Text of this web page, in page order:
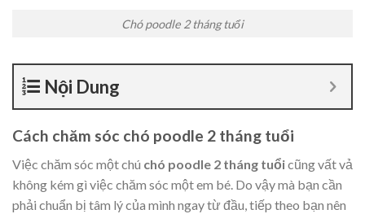
Chó poodle 2 tháng tuổi
Nội Dung
Cách chăm sóc chó poodle 2 tháng tuổi
Việc chăm sóc một chú chó poodle 2 tháng tuổicũng vất vả
không kém gì việc chăm sóc một em bé. Do vậy mà bạn cần
phải chuẩn bị tâm lý của mình ngay từ đầu, tiếp theo bạn nên